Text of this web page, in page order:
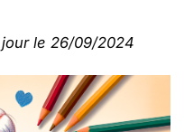
le 26/09/2024